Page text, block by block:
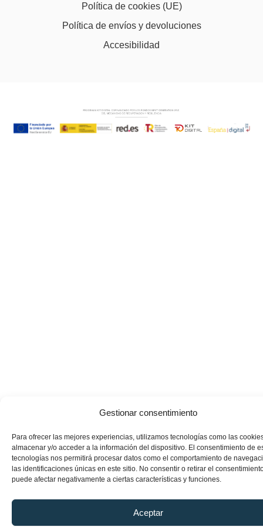
Gestionar consentimiento
Para ofrecer las mejores experiencias, utilizamos tecnologías como las
almacenar y/o acceder a la información del dispositivo. El consentimiento de
tecnologías nos permitirá procesar datos como el comportamiento de
las identificaciones únicas en este sitio. No consentir o retirar el
puede afectar negativamente a ciertas características y funciones.
Aceptar
Política de cookies (UE)
Política de envíos y devoluciones
Accesibilidad